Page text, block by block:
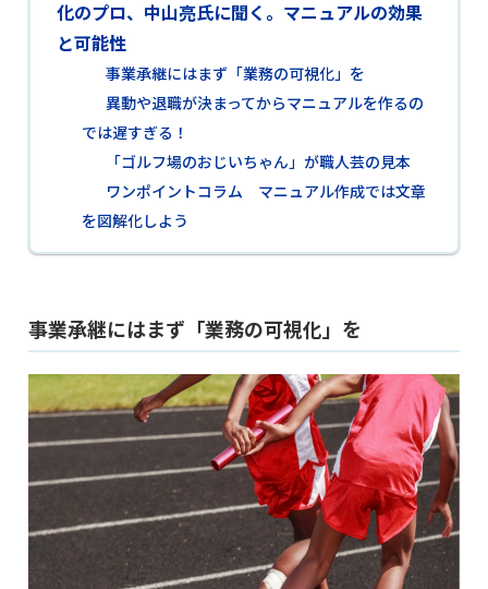
化のプロ、中山亮氏に聞く。マニュアルの効果
と可能性
事業承継にはまず「業務の可視化」を
異動や退職が決まってからマニュアルを作るの
では遅すぎる！
「ゴルフ場のおじいちゃん」が職人芸の見本
ワンポイントコラム マニュアル作成では文章
を図解化しよう
事業承継にはまず「業務の可視化」を